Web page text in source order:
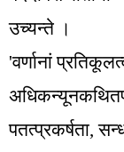
उच्यन्ते ।
'वर्णानां
पतत्प्रकर्षता,